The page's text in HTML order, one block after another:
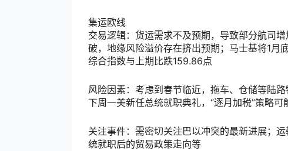
集运欧线
交易逻辑：货运需求不及预期，导致部分航司
破，地缘风险溢价存在挤出预期；马士基将1
综合指数与上期比跌159.86点
风险因素：考虑到春节临近，拖车、仓储等陆
下周一美新任总统就职典礼，“逐月加税”策略可
关注事件：需密切关注巴以冲突的最新进展；
统就职后的贸易政策走向等